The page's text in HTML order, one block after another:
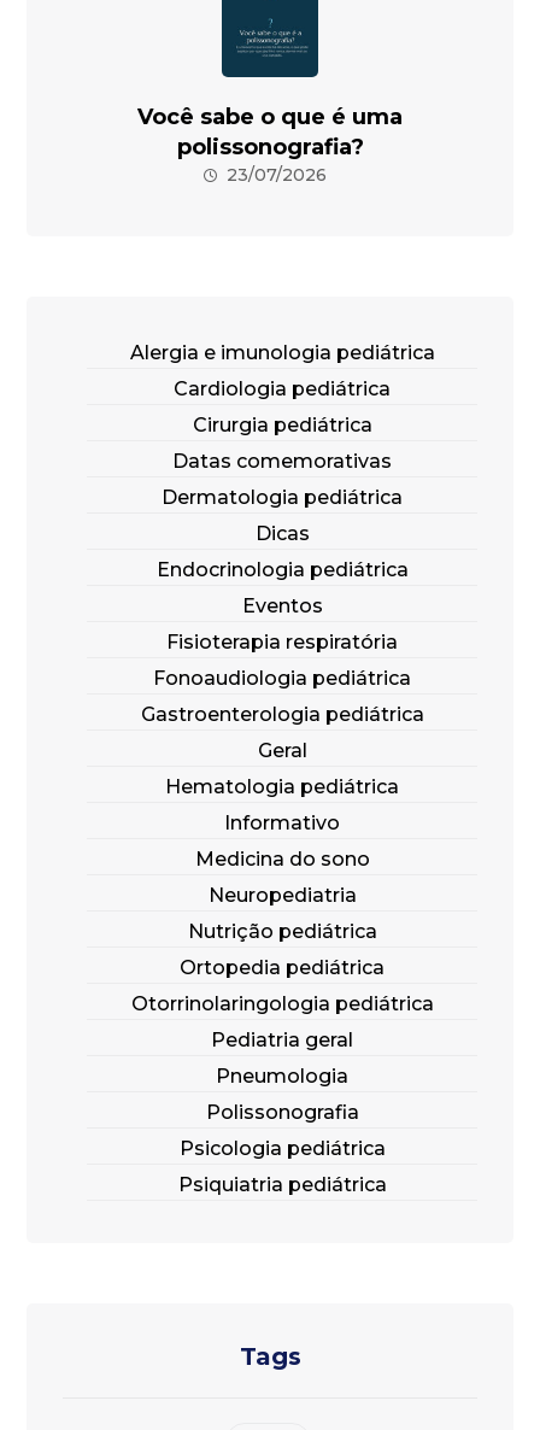
Você sabe o que é uma
polissonografia?
23/07/2026
Alergia e imunologia pediátrica
Cardiologia pediátrica
Cirurgia pediátrica
Datas comemorativas
Dermatologia pediátrica
Dicas
Endocrinologia pediátrica
Eventos
Fisioterapia respiratória
Fonoaudiologia pediátrica
Gastroenterologia pediátrica
Geral
Hematologia pediátrica
Informativo
Medicina do sono
Neuropediatria
Nutrição pediátrica
Ortopedia pediátrica
Otorrinolaringologia pediátrica
Pediatria geral
Pneumologia
Polissonografia
Psicologia pediátrica
Psiquiatria pediátrica
Tags